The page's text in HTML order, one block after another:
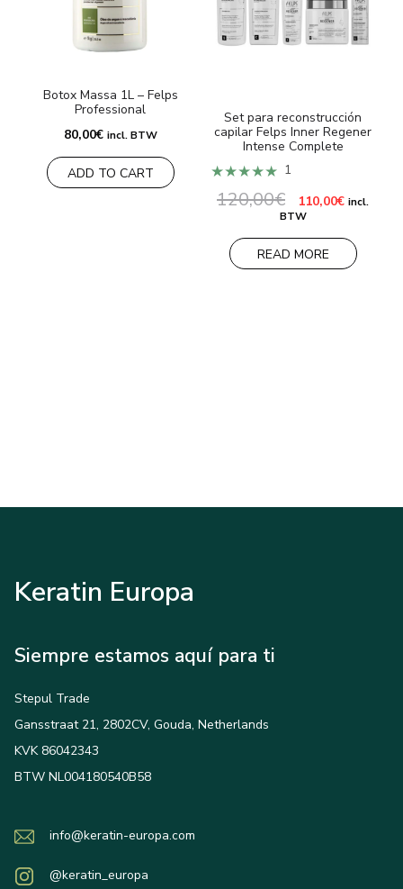
Botox Massa 1L – Felps
Professional
80,00€ incl. BTW
ADD TO CART
Set para reconstrucción
capilar Felps Inner Regener
Intense Complete
★★★★★ 1
120,00€ El
precio
era:
120,00€.
110,00€El
es:
110,00€.
incl.
BTW
READ MORE
Keratin Europa
Siempre estamos aquí para ti
Stepul Trade
Gansstraat 21, 2802CV, Gouda, Netherlands
KVK 86042343
BTW NL004180540B58
info@keratin-europa.com
@keratin_europa